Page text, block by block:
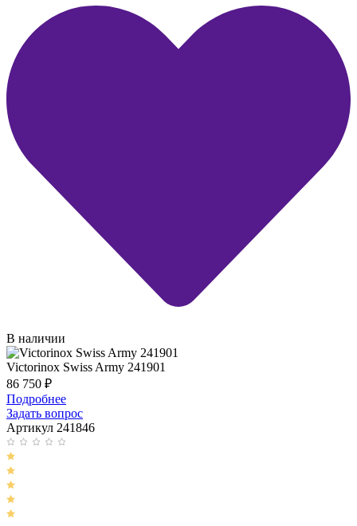
В наличии
Victorinox Swiss Army 241901
86 750 ₽
Подробнее
Задать вопрос
Артикул 241846